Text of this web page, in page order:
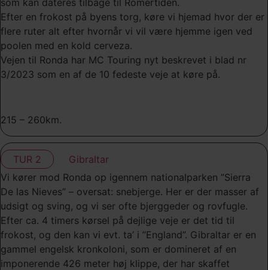
Efter en frokost på byens torg, køre vi hjemad hvor der er
flere ruter alt efter hvornår vi vil være hjemme igen ved
poolen med en kold cerveza.
Vejen til Ronda har MC Touring nyt beskrevet i blad nr
3/2023 som en af de 10 fedeste veje at køre på.
215 – 260km.
TUR 2
Gibraltar
Vi kører mod Ronda op igennem nationalparken ”Sierra
De las Nieves” – oversat: snebjerge. Her er der masser af
udsigt og sving, og vi ser ofte bjerggeder og rovfugle.
Efter ca. 4 timers kørsel på dejlige veje er det tid til
frokost, og den kan vi evt. ta’ i ”England”. Gibraltar er en
gammel engelsk kronkoloni, som er domineret af en
imponerende 426 meter høj klippe, der har skaffet